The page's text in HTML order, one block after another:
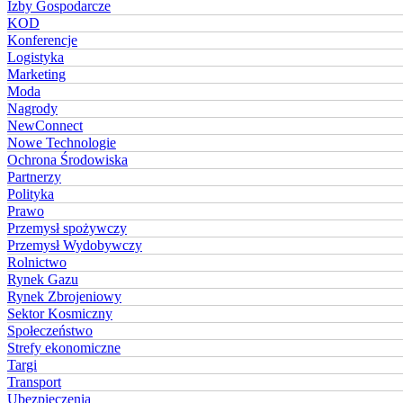
Izby Gospodarcze
KOD
Konferencje
Logistyka
Marketing
Moda
Nagrody
NewConnect
Nowe Technologie
Ochrona Środowiska
Partnerzy
Polityka
Prawo
Przemysł spożywczy
Przemysł Wydobywczy
Rolnictwo
Rynek Gazu
Rynek Zbrojeniowy
Sektor Kosmiczny
Społeczeństwo
Strefy ekonomiczne
Targi
Transport
Ubezpieczenia